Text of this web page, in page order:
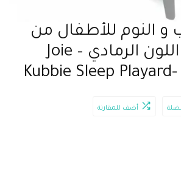
النوم للأطفال من
جوي كوبي – اللون الرمادي – Joie
Kubbie Sleep
أضف للمقارنة